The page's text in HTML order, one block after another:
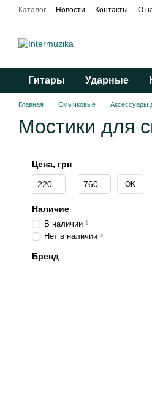
Перейти к основному контенту
Каталог Новости Контакты О
Гитары Ударные
Главная Смычковые Аксессуары
Мостики для
Цена, грн
От Цена, грн
До Цена, грн OK
Наличие
В наличии 1
Нет в наличии 6
Бренд